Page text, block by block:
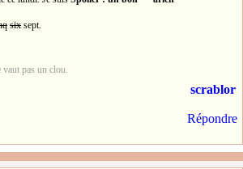
six sept.
pas un clou.
scrablor
Répondre